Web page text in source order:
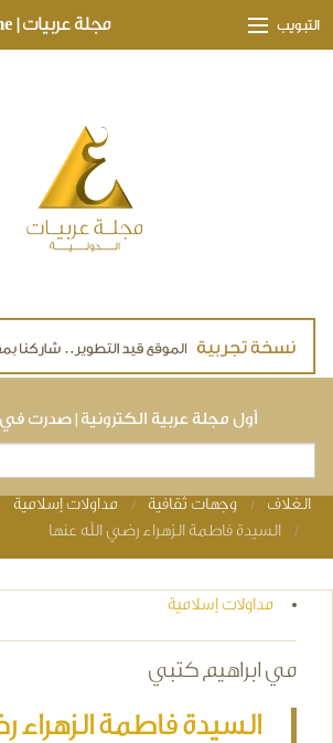
مجلة عربيات | Arabiyat Magazine التبويب
أول مجلة عربية الكترونية | صدرت في
You are here
الغلاف وجهات ثقافية
مداولات إسلامية
السيدة فاطمة الزهراء رضي الله عنها
مداولات إسلامية
مي ابراهيم كتبي
السيدة فاطمة الزهراء